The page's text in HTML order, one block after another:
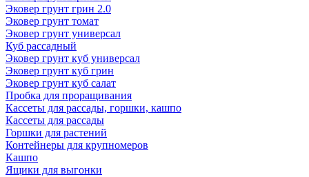
Эковер грунт грин 2.0
Эковер грунт томат
Эковер грунт универсал
Куб рассадный
Эковер грунт куб универсал
Эковер грунт куб грин
Эковер грунт куб салат
Пробка для проращивания
Кассеты для рассады, горшки, кашпо
Кассеты для рассады
Горшки для растений
Контейнеры для крупномеров
Кашпо
Ящики для выгонки